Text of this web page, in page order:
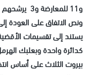
و11 للمعارضة و3 يرشحهم الرئيس الجديد.
يستند إلى تقسيمات
كدائرة واحدة وبعلبك
بيروت الثلاث على أساس انتخاب 19